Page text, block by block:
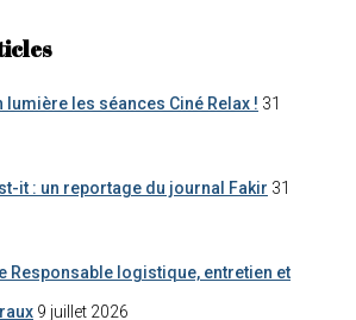
lumière les séances Ciné Relax ! 31
it : un reportage du journal Fakir 31
Responsable logistique, entretien et
9 juillet 2026